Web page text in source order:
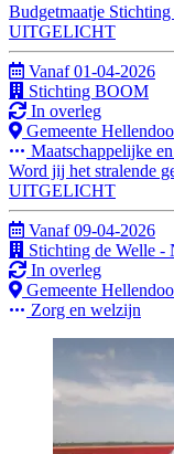
Budgetmaatje
UITGELICHT
Vanaf 01-04-2026
Stichting BOOM
In overleg
Gemeente
Maatschappelijke
Word jij het stralende
UITGELICHT
Vanaf 09-04-2026
Stichting de Welle -
In overleg
Gemeente
Zorg en welzijn